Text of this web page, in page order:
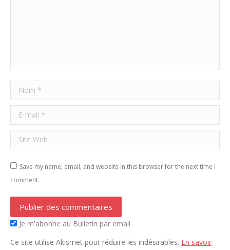
Nom *
E-mail *
Site Web
Save my name, email, and website in this browser for the next time I
comment.
Publier des commentaires
Je m'abonne au Bulletin par email
Ce site utilise Akismet pour réduire les indésirables. En savoir